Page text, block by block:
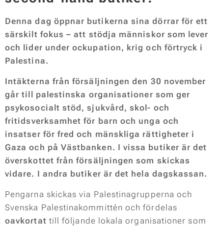
Denna dag öppnar butikerna sina dörrar för ett
särskilt fokus – att stödja människor som lever
och lider under ockupation, krig och förtryck i
Palestina.
Intäkterna från försäljningen den 30 november
går till palestinska organisationer som ger
psykosocialt stöd, sjukvård, skol- och
fritidsverksamhet för barn och unga och
insatser för fred och mänskliga rättigheter i
Gaza och på Västbanken. I vissa butiker är det
överskottet från försäljningen som skickas
vidare. I andra butiker är det hela dagskassan.
Pengarna skickas via Palestinagruppernaoch
Svenska Palestinakommitténoch fördelas
oavkortat till följande lokala organisationer som